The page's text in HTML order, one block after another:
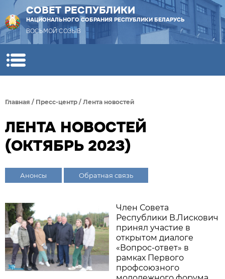
СОВЕТ РЕСПУБЛИКИ
НАЦИОНАЛЬНОГО СОБРАНИЯ РЕСПУБЛИКИ БЕЛАРУСЬ
ВОСЬМОЙ СОЗЫВ
Главная / Пресс-центр / Лента новостей
ЛЕНТА НОВОСТЕЙ
(ОКТЯБРЬ 2023)
Анонсы Обратная связь
Член Совета
Республики В.Лискович
принял участие в
открытом диалоге
«Вопрос-ответ» в
рамках Первого
профсоюзного